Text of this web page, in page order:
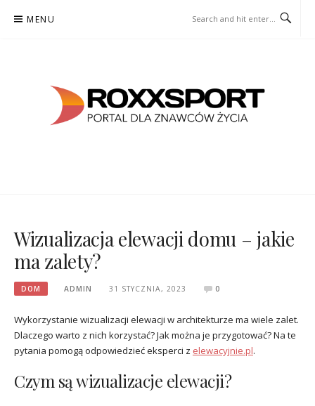
MENU
Wizualizacja elewacji domu – jakie
ma zalety?
DOM ADMIN 31 STYCZNIA, 2023 0
Wykorzystanie wizualizacji elewacji w architekturze ma wiele zalet.
Dlaczego warto z nich korzystać? Jak można je przygotować? Na te
pytania pomogą odpowiedzieć eksperci z elewacyjnie.pl.
Czym są wizualizacje elewacji?